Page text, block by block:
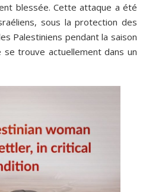
blessée. Cette attaque a été
sous la protection des
Palestiniens pendant la saison
trouve actuellement dans un